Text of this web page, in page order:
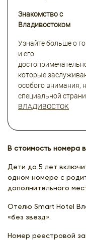
Знакомство с
Владивостоком
Узнайте больше о
и его
которые
особого внимания,
специальной
ВЛАДИВОСТОК
В стоимость номера
Дети до 5 лет
одном номере с
дополнительного
Отелю Smart Hotel
«без звезд».
Номер реестровой